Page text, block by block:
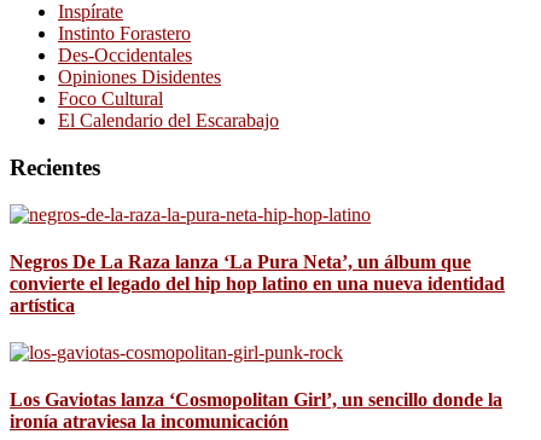
Inspírate
Instinto Forastero
Des-Occidentales
Opiniones Disidentes
Foco Cultural
El Calendario del Escarabajo
Recientes
Negros De La Raza lanza ‘La Pura Neta’, un álbum que
convierte el legado del hip hop latino en una nueva identidad
artística
Los Gaviotas lanza ‘Cosmopolitan Girl’, un sencillo donde la
ironía atraviesa la incomunicación